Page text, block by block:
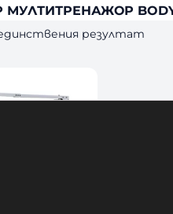
BODY
резултат